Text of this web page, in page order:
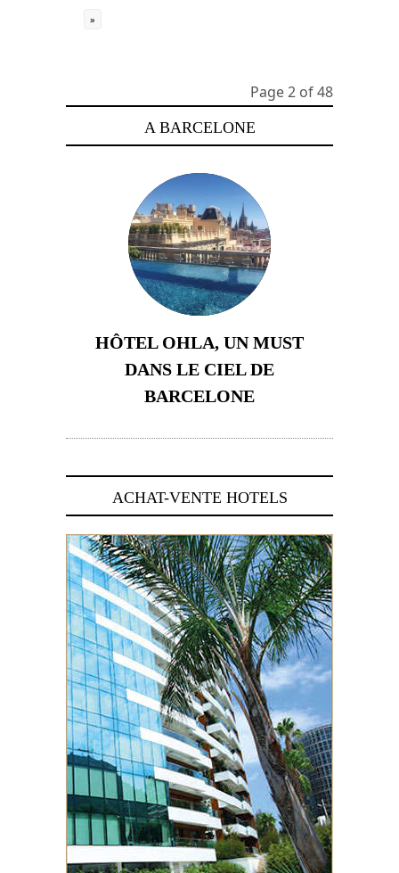
»
Page 2 of 48
A BARCELONE
HÔTEL OHLA, UN MUST
DANS LE CIEL DE
BARCELONE
ACHAT-VENTE HOTELS